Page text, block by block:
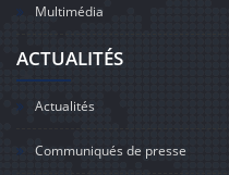
Multimédia
ACTUALITÉS
Actualités
Communiqués de presse